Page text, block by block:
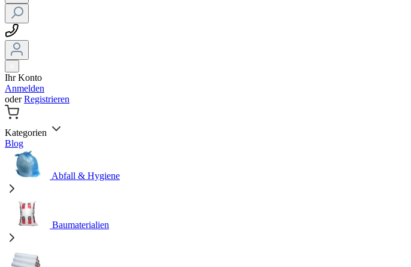
Ihr Konto
Anmelden
oderRegistrieren
Kategorien
Blog
Abfall & Hygiene
Baumaterialien